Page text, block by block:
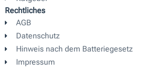
r
a
m
e
Rechtliches
AGB
Datenschutz
Hinweis nach dem Batteriegesetz
Impressum